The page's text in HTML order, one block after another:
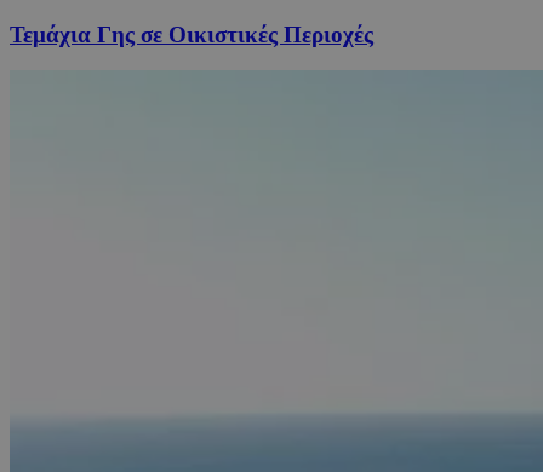
Τεμάχια Γης σε Οικιστικές Περιοχές